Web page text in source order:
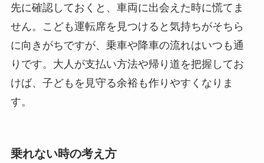
先に確認しておくと、車両に出会えた時に慌てま
せん。こども運転席を見つけると気持ちがそちら
に向きがちですが、乗車や降車の流れはいつも通
りです。大人が支払い方法や帰り道を把握してお
けば、子どもを見守る余裕も作りやすくなりま
す。
乗れない時の考え方